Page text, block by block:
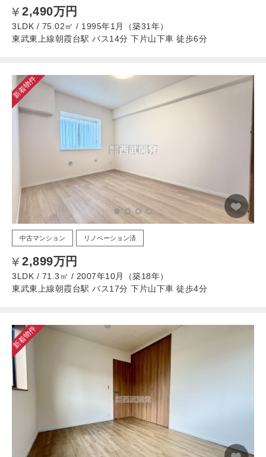
2,490万円
3LDK / 75.02㎡ / 1995年1月（築31年）
東武東上線朝霞台駅 バス14分 下片山下車 徒歩6分
新着物件
中古マンション リノベーション済
2,899万円
3LDK / 71.3㎡ / 2007年10月（築18年）
東武東上線朝霞台駅 バス17分 下片山下車 徒歩4分
新着物件